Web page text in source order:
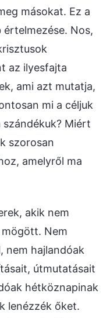
másokat. Ez a
értelmezése. Nos,
az ilyesfajta
ami azt mutatja,
mi a céljuk
szándékuk? Miért
szorosan
amelyről ma
akik nem
Nem
nem hajlandóak
útmutatásait
hétköznapinak
lenézzék őket.